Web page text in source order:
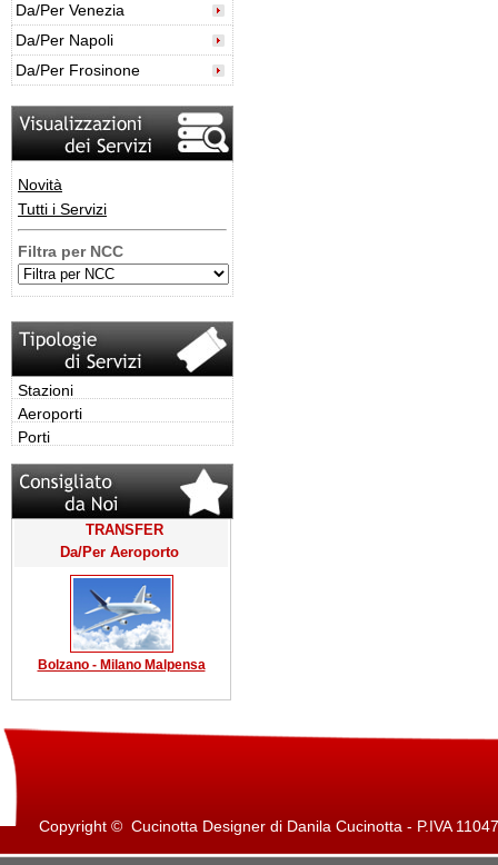
Da/Per Venezia
Da/Per Napoli
Da/Per Frosinone
Novità
Tutti i Servizi
Filtra per NCC
Stazioni
Aeroporti
Porti
TRANSFER
Da/Per Aeroporto
Bolzano - Milano Malpensa
Copyright © Cucinotta Designer di Danila Cucinotta - P.IVA